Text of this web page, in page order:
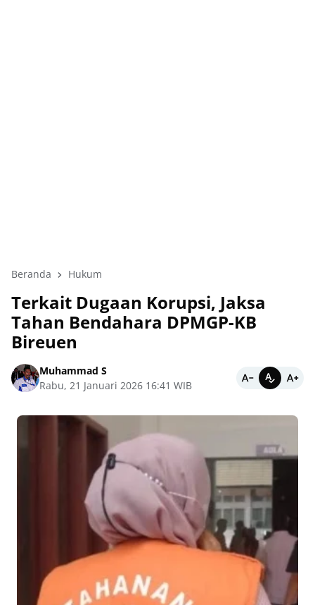
Beranda Hukum
Terkait Dugaan Korupsi, Jaksa
Tahan Bendahara DPMGP-KB
Bireuen
Muhammad S
Rabu, 21 Januari 2026 16:41 WIB